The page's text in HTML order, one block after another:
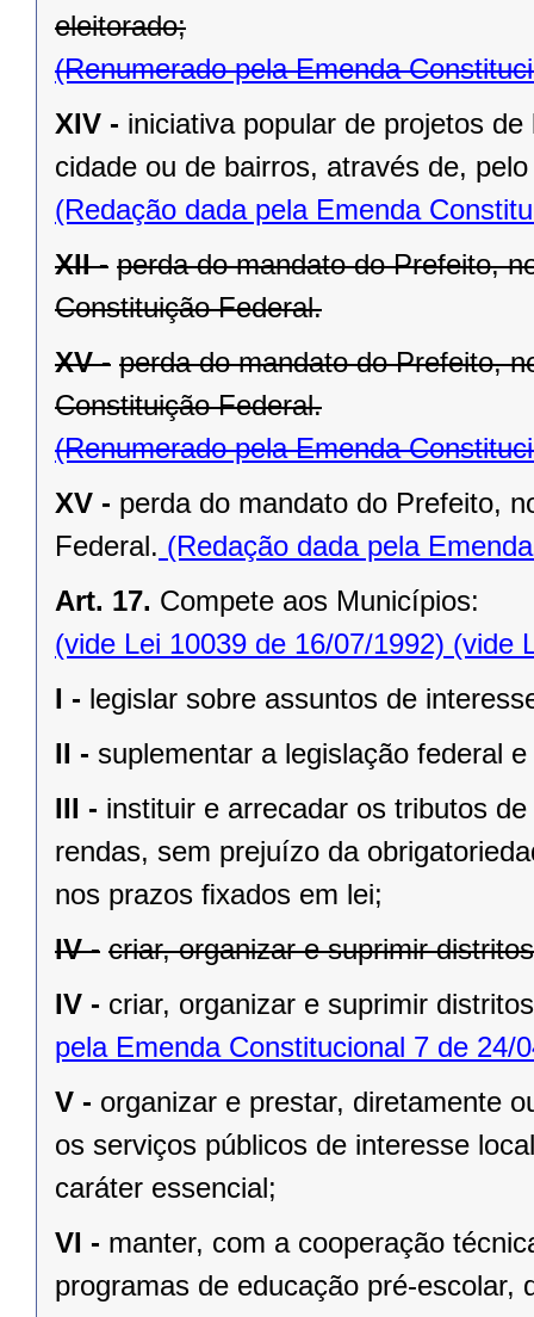
eleitorado;
(Renumerado pela Emenda
XIV - iniciativa popular de projetos
cidade ou de bairros, através de,
(Redação dada pela Emenda
XII - perda do mandato do Prefeito,
Constituição Federal.
XV - perda do mandato do Prefeito,
Constituição Federal.
(Renumerado pela Emenda
XV - perda do mandato do Prefeito,
Federal. (Redação dada pela
Art. 17. Compete aos Municípios:
(vide Lei 10039 de 16/07/1992) (vide
I - legislar sobre assuntos de
II - suplementar a legislação federal
III - instituir e arrecadar os tributos
rendas, sem prejuízo da
nos prazos ﬁxados em lei;
IV - criar, organizar e suprimir
IV - criar, organizar e suprimir
pela Emenda Constitucional 7 de 24/
V - organizar e prestar, diretamente
os serviços públicos de interesse
caráter essencial;
VI - manter, com a cooperação
programas de educação pré-escolar,